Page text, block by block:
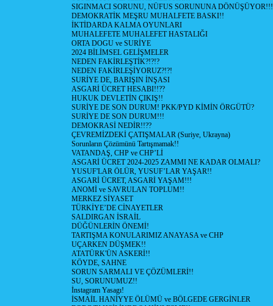
SIGINMACI SORUNU, NÜFUS SORUNUNA DÖNÜŞÜYOR!!!
DEMOKRATİK MEŞRU MUHALFETE BASKI!!
İKTİDARDA KALMA OYUNLARI
MUHALEFETE MUHALEFET HASTALIĞI
ORTA DOGU ve SURİYE
2024 BİLİMSEL GELİŞMELER
NEDEN FAKİRLEŞTİK?!?!?
NEDEN FAKİRLEŞİYORUZ?!?!
SURİYE DE, BARIŞIN İNŞASI
ASGARİ ÜCRET HESABI!!??
HUKUK DEVLETİN ÇIKIŞ!!
SURİYE DE SON DURUM! PKK/PYD KİMİN ÖRGÜTÜ?
SURİYE DE SON DURUM!!!
DEMOKRASİ NEDİR!!??
ÇEVREMİZDEKİ ÇATIŞMALAR (Suriye, Ukrayna)
Sorunların Çözümünü Tartışmamak!!
VATANDAŞ, CHP ve CHP’Lİ
ASGARİ ÜCRET 2024-2025 ZAMMI NE KADAR OLMALI?
YUSUF'LAR ÖLÜR, YUSUF’LAR YAŞAR!!
ASGARİ ÜCRET, ASGARİ YAŞAM!!!
ANOMİ ve SAVRULAN TOPLUM!!
MERKEZ SİYASET
TÜRKİYE’DE CİNAYETLER
SALDIRGAN İSRAİL
DÜĞÜNLERİN ÖNEMİ!
TARTIŞMA KONULARIMIZ ANAYASA ve CHP
UÇARKEN DÜŞMEK!!
ATATÜRK'ÜN ASKERİ!!
KÖYDE, SAHNE
SORUN SARMALI VE ÇÖZÜMLERİ!!
SU, SORUNUMUZ!!
İnstagram Yasagı!
İSMAİL HANİYYE ÖLÜMÜ ve BÖLGEDE GERGİNLER